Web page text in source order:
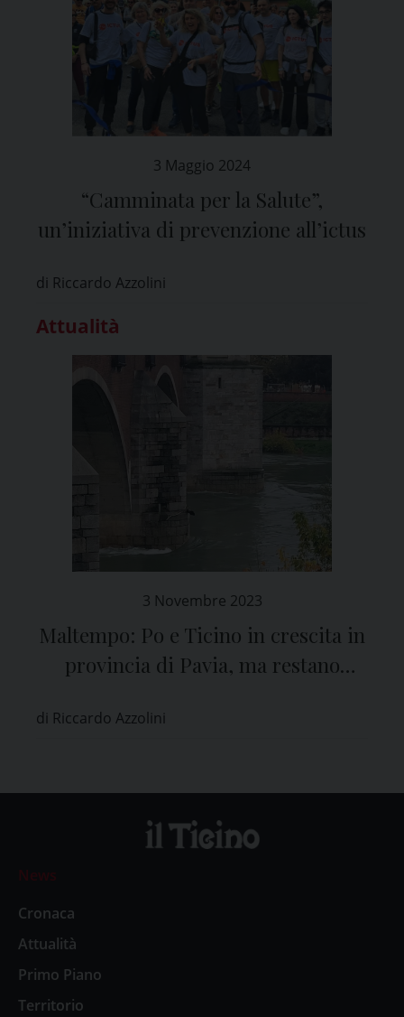
3 Maggio 2024
“Camminata per la Salute”,
un’iniziativa di prevenzione all’ictus
di Riccardo Azzolini
Attualità
3 Novembre 2023
Maltempo: Po e Ticino in crescita in
provincia di Pavia, ma restano
di Riccardo Azzolini
News
Cronaca
Attualità
Primo Piano
Territorio